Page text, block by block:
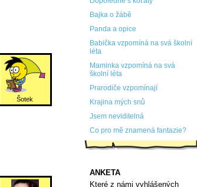
Bajka o žábě
Panda a opice
Babička vzpomíná na svá školní
léta
Maminka vzpomíná na svá
školní léta
Prarodiče vzpomínají
Krajina mých snů
Jsem neviditelná
Co pro mě znamená fantazie?
ANKETA
Které z námi vyhlášených
Šotek